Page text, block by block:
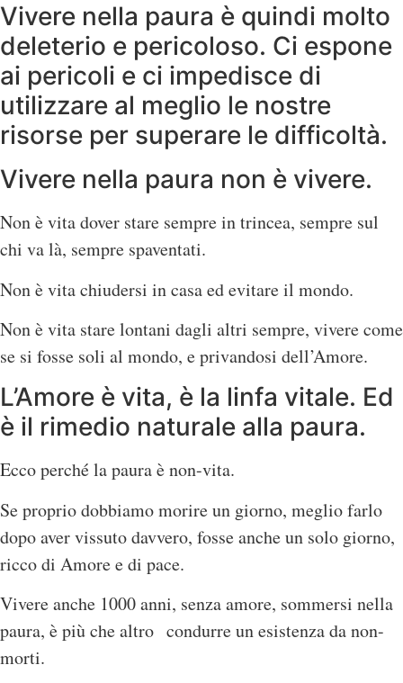
Vivere nella paura è quindi molto
deleterio e pericoloso. Ci espone
ai pericoli e ci impedisce di
utilizzare al meglio le nostre
risorse per superare le difficoltà.
Vivere nella paura non è vivere.
Non è vita dover stare sempre in trincea, sempre sul
chi va là, sempre spaventati.
Non è vita chiudersi in casa ed evitare il mondo.
Non è vita stare lontani dagli altri sempre, vivere come
se si fosse soli al mondo, e privandosi dell’Amore.
L’Amore è vita, è la linfa vitale. Ed
è il rimedio naturale alla paura.
Ecco perché la paura è non-vita.
Se proprio dobbiamo morire un giorno, meglio farlo
dopo aver vissuto davvero, fosse anche un solo giorno,
ricco di Amore e di pace.
Vivere anche 1000 anni, senza amore, sommersi nella
paura, è più che altro condurre un esistenza da non-
morti.